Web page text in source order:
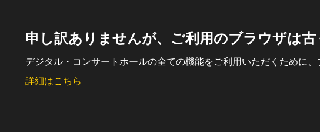
申し訳ありませんが、ご利用のブラウザは
デジタル・コンサートホールの全ての機能をご利用いただくために、
詳細はこちら